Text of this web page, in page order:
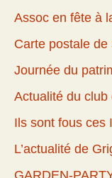
Assoc en fête à
Carte postale
Journée du
Actualité du club
Ils sont fous ces
L’actualité de